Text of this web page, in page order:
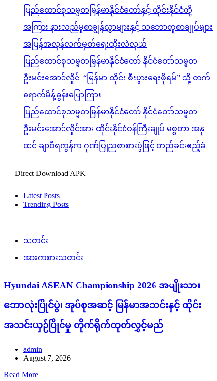
ပြည်ထောင်စုသမ္မတမြန်မာနိုင်ငံတော်နှင့် ထိုင်းနိုင်ငံတို့
အကြား နားလည်မှုစာချွန်လွှာများနှင့် သဘောတူစာချုပ်များ
အပြန်အလှန်လက်မှတ်ရေးထိုးလဲလှယ်
ပြည်ထောင်စုသမ္မတမြန်မာနိုင်ငံတော် နိုင်ငံတော်သမ္မတ
ဦးမင်းအောင်လှိုင် “မြန်မာ-ထိုင်း စီးပွားရေးဖိုရမ်” သို့ တက်
ရောက်မိန့်ခွန်းပြောကြား
ပြည်ထောင်စုသမ္မတမြန်မာနိုင်ငံတော် နိုင်ငံတော်သမ္မတ
ဦးမင်းအောင်လှိုင်အား ထိုင်းနိုင်ငံဝန်ကြီးချုပ် မစ္စတာ အနု
ထင် ချာဝီရကွန်က ဂုဏ်ပြုညစာစားပွဲဖြင့် တည်ခင်းဧည့်ခံ
Direct Download APK
Latest Posts
Trending Posts
သတင်း
အားကစားသတင်း
Hyundai ASEAN Championship 2026 အမျိုးသား
ဘောလုံးပြိုင်ပွဲ၊ အုပ်စုအဆင့် မြန်မာအသင်းနှင့် ထိုင်း
အသင်းယှဉ်ပြိုင်မှု တိုက်ရိုက်ထုတ်လွှင့်မည်
admin
August 7, 2026
Read More